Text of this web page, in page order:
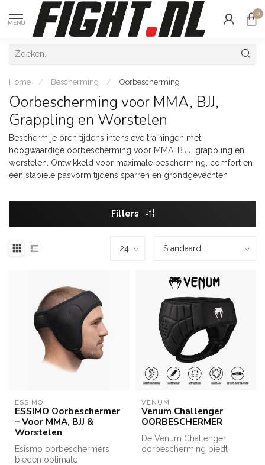
MENU
0
Home / Bescherming / Oorbescherming
Oorbescherming voor MMA, BJJ,
Grappling en Worstelen
Bescherm je oren tijdens intensieve trainingen met
hoogwaardige oorbescherming voor MMA, BJJ, grappling en
worstelen. Ontwikkeld voor maximale bescherming, comfort en
een stabiele pasvorm tijdens sparren en grondgevechten
Filters
ESSIMO
ESSIMO Oorbeschermer
– Voor MMA, BJJ &
Worstelen
Esismo oorbeschermers
bieden optimale
VENUM
Venum Challenger
OORBESCHERMER
De Venum Challenger
oorbescherming biedt